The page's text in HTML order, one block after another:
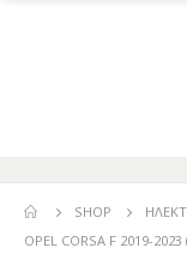
SHOP
OPEL CORSA F 2019-